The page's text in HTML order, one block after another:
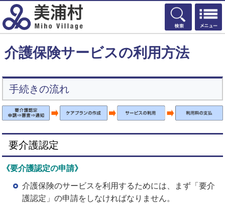
検索
介護保険サービスの利用方法
手続きの流れ
要介護認定
《要介護認定の申請》
介護保険のサービスを利用するためには、まず「要介
護認定」の申請をしなければなりません。